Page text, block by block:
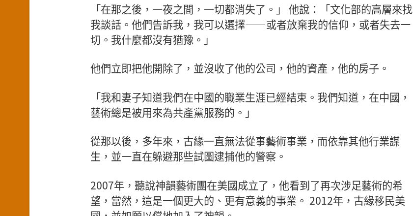
「在那之後，一夜之間，一切都消失了。」 他說：「文化部的高層來找
我談話。他們告訴我，我可以選擇——或者放棄我的信仰，或者失去一
切。我什麼都沒有猶豫。」
他們立即把他開除了，並沒收了他的公司，他的資產，他的房子。
「我和妻子知道我們在中國的職業生涯已經結束。我們知道，在中國，
藝術總是被用來為共產黨服務的。」
從那以後，多年來，古緣一直無法從事藝術事業，而依靠其他行業謀
生，並一直在躲避那些試圖逮捕他的警察。
2007年，聽說神韻藝術團在美國成立了，他看到了再次涉足藝術的希
望，當然，這是一個更大的、更有意義的事業。 2012年，古緣移民美